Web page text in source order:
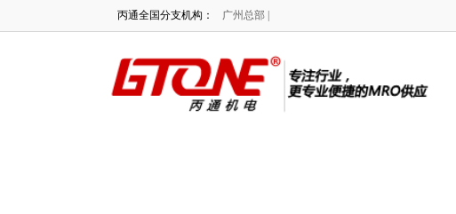
丙通全国分支机构： 广州总部 |